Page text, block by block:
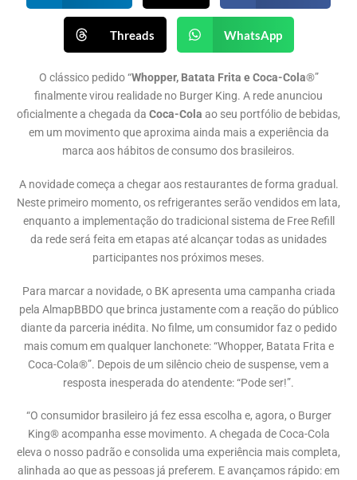
Threads WhatsApp
O clássico pedido “Whopper, Batata Frita e Coca-Cola®”
finalmente virou realidade no Burger King. A rede anunciou
oficialmente a chegada da Coca-Cola ao seu portfólio de bebidas,
em um movimento que aproxima ainda mais a experiência da
marca aos hábitos de consumo dos brasileiros.
A novidade começa a chegar aos restaurantes de forma gradual.
Neste primeiro momento, os refrigerantes serão vendidos em lata,
enquanto a implementação do tradicional sistema de Free Refill
da rede será feita em etapas até alcançar todas as unidades
participantes nos próximos meses.
Para marcar a novidade, o BK apresenta uma campanha criada
pela AlmapBBDO que brinca justamente com a reação do público
diante da parceria inédita. No filme, um consumidor faz o pedido
mais comum em qualquer lanchonete: “Whopper, Batata Frita e
Coca-Cola®”. Depois de um silêncio cheio de suspense, vem a
resposta inesperada do atendente: “Pode ser!”.
“O consumidor brasileiro já fez essa escolha e, agora, o Burger
King® acompanha esse movimento. A chegada de Coca-Cola
eleva o nosso padrão e consolida uma experiência mais completa,
alinhada ao que as pessoas já preferem. E avançamos rápido: em